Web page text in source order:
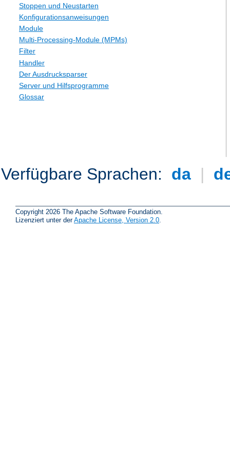
Stoppen und Neustarten
Konfigurationsanweisungen
Module
Multi-Processing-Module (MPMs)
Filter
Handler
Der Ausdrucksparser
Server und Hilfsprogramme
Glossar
Verfügbare Sprachen: da |
Copyright 2026 The Apache Software Foundation.
Lizenziert unter derApache License, Version 2.0